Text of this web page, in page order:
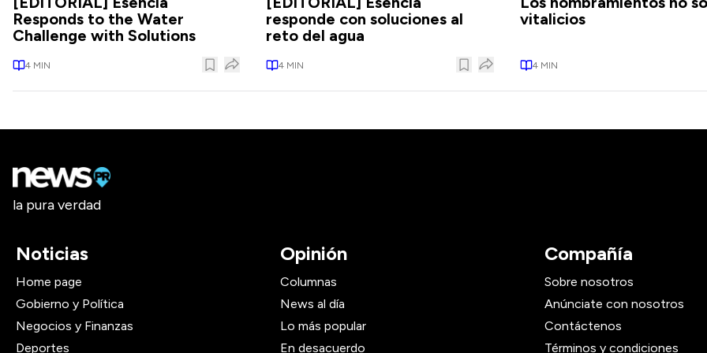
Responds to the Water
Challenge with Solutions
4 MIN
responde con soluciones al
reto del agua
4 MIN
vitalicios
4MIN
la pura verdad
Noticias
Home page
Gobierno y Política
Negocios y Finanzas
Deportes
Opinión
Columnas
News al día
Lo más popular
En desacuerdo
Compañía
Sobre nosotros
Anúnciate con nosotros
Contáctenos
Términos y condiciones